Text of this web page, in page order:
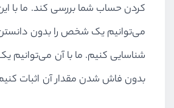
کردن حساب شما بررسی کند. ما با
می‌توانیم یک شخص را بدون دانستن
شناسایی کنیم. ما با آن می‌توانیم یک
بدون فاش شدن مقدار آن اثبات